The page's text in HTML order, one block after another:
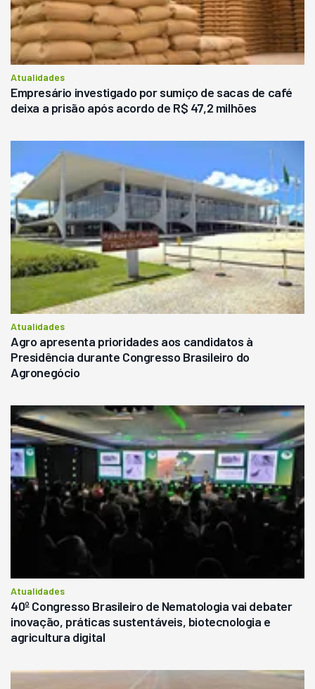
Atualidades
Empresário investigado por sumiço de sacas de café
deixa a prisão após acordo de R$ 47,2 milhões
Atualidades
Agro apresenta prioridades aos candidatos à
Presidência durante Congresso Brasileiro do
Agronegócio
Atualidades
40º Congresso Brasileiro de Nematologia vai debater
inovação, práticas sustentáveis, biotecnologia e
agricultura digital